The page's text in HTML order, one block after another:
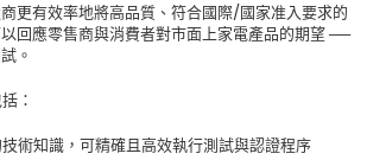
更有效率地將高品質、符合國際/國家准入要求的
回應零售商與消費者對市面上家電產品的期望 ──
。
：
術知識，可精確且高效執行測試與認證程序